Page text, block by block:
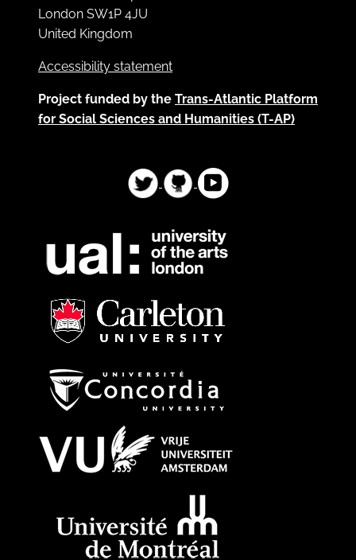
London SW1P 4JU
United Kingdom
Accessibility statement
Project funded by the Trans-Atlantic Platform
for Social Sciences and Humanities (T-AP)